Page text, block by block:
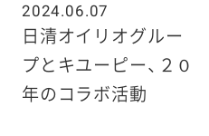
2024.06.07
日清オイリオグルー
プとキユーピー、２０
年のコラボ活動